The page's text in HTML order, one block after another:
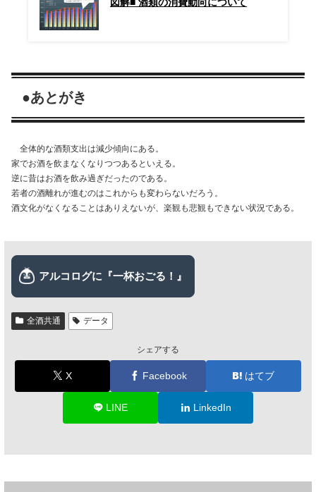
図解■ 酒類の消費動向について
●あとがき
全体的な酒類支出は減少傾向にある。
家でお酒を飲まなくなりつつあるといえる。
逆に昔はお酒を飲み過ぎだったのである。
若者の酒離れが進むのはこれからも変わらないだろう。
酒文化がなくなることはありえないが、楽観も悲観もできない状況である。
全酒共通 データ
シェアする
X Facebook はてブ
LINE LinkedIn